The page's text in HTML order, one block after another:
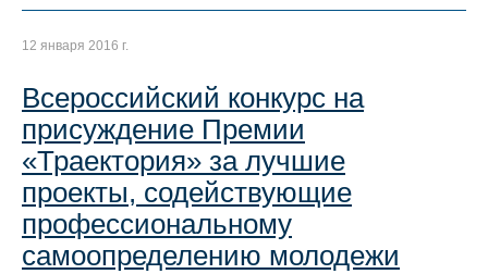
12 января 2016 г.
Всероссийский конкурс на
присуждение Премии
«Траектория» за лучшие
проекты, содействующие
профессиональному
самоопределению молодежи